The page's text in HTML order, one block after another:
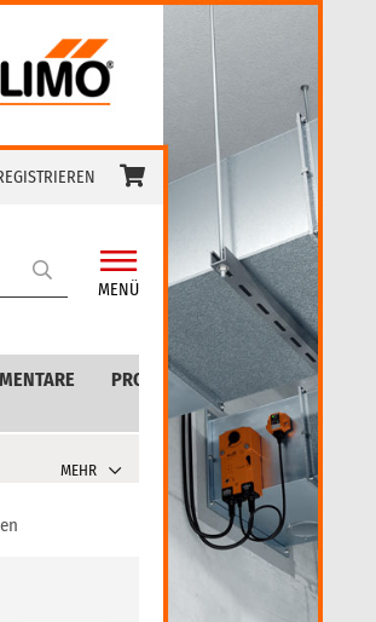
MENÜ
PRODUKTE
MEHR